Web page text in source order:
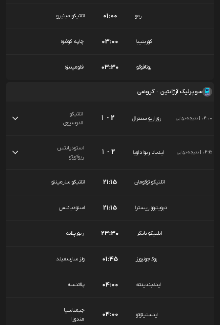
رمو 01:00 اتلتیکو مینیرو
کوریتیبا 03:00 چاپه کوئنزه
بوتافوگو 03:30 فلومیننزه
سوپرلیگ آرژانتین - گروهی
02:00 نتیجه نهایی روزاریو سنترال 2
-
1
اتلتیکو
الدوسیوی
04:15 نتیجه نهایی ایدیانا ریواداویا 2
-
1
استودیانتس
ریوکورتو
اتلتیکو توکومان 21:15 اتلتیکو سارمینتو
دپویتیوو ریسترا 21:15 استودیانتس
اتلتیکو تایگر 23:30 ریورپلاته
بوکاجونيورز 01:45 ولز سارسفیلد
ایندپندینته 04:00 پلاتنسه
اینستیتوتو 04:00
جیمناسیا
مندوزا